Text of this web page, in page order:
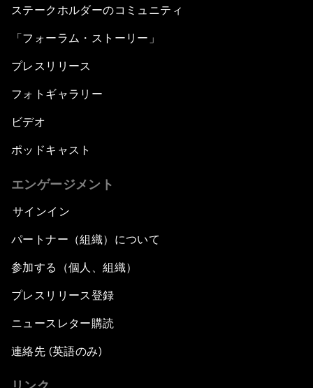
ステークホルダーのコミュニティ
「フォーラム・ストーリー」
プレスリリース
フォトギャラリー
ビデオ
ポッドキャスト
エンゲージメント
サインイン
パートナー（組織）について
参加する（個人、組織）
プレスリリース登録
ニュースレター購読
連絡先 (英語のみ)